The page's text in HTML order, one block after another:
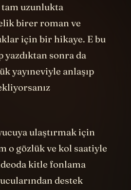
uzunlukta
birer roman ve
için bir hikaye. E bu
yazdıktan sonra da
yayıneviyle anlaşıp
ulaştırmak için
o gözlük ve kol saatiyle
kitle fonlama
destek